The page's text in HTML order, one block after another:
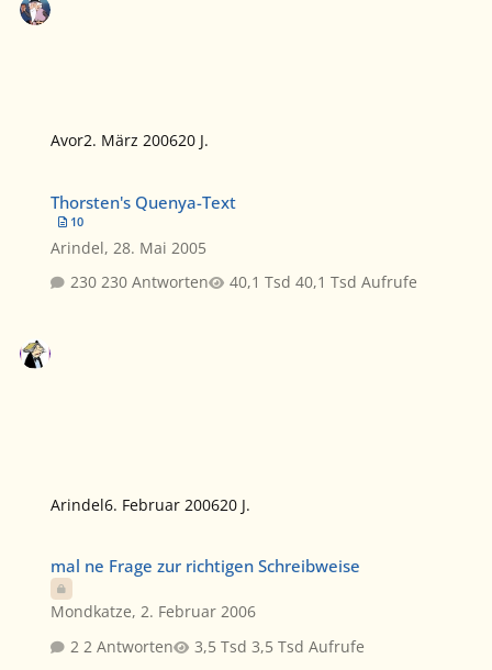
Avor2. März 200620 J.
Thorsten's Quenya-Text
10
Arindel, 28. Mai 2005
230 Antworten
40,1 Tsd Aufrufe
Arindel6. Februar 200620 J.
mal ne Frage zur richtigen Schreibweise
Mondkatze,2. Februar 2006
2 Antworten
3,5 Tsd Aufrufe